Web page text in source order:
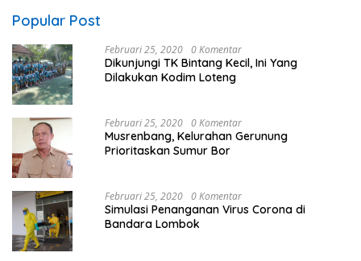
Popular Post
Februari 25, 2020 0 Komentar
Dikunjungi TK Bintang Kecil, Ini Yang
Dilakukan Kodim Loteng
Februari 25, 2020 0 Komentar
Musrenbang, Kelurahan Gerunung
Prioritaskan Sumur Bor
Februari 25, 2020 0 Komentar
Simulasi Penanganan Virus Corona di
Bandara Lombok